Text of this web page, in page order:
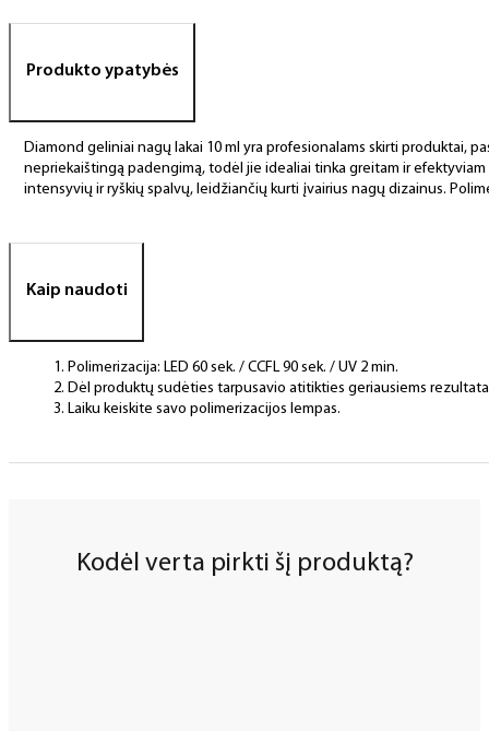
Produkto ypatybės
Diamond geliniai nagų lakai 10 ml yra profesionalams skirti produktai,
nepriekaištingą padengimą, todėl jie idealiai tinka greitam ir
intensyvių ir ryškių spalvų, leidžiančių kurti įvairius nagų dizainus.
Kaip naudoti
Polimerizacija: LED 60 sek. / CCFL 90 sek. / UV 2 min.
Dėl produktų sudėties tarpusavio atitikties geriausiems
Laiku keiskite savo polimerizacijos lempas.
Kodėl verta pirkti šį produktą?